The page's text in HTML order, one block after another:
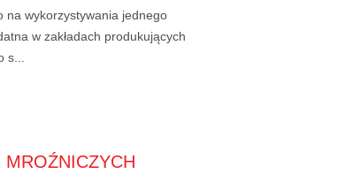
na wykorzystywania jednego
w zakładach produkujących